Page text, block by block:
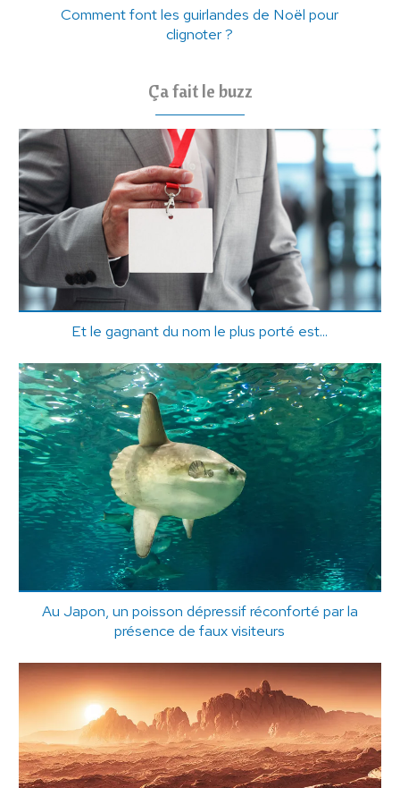
Comment font les guirlandes de Noël pour
clignoter ?
Ça fait le buzz
Et le gagnant du nom le plus porté est...
Au Japon, un poisson dépressif réconforté par la
présence de faux visiteurs